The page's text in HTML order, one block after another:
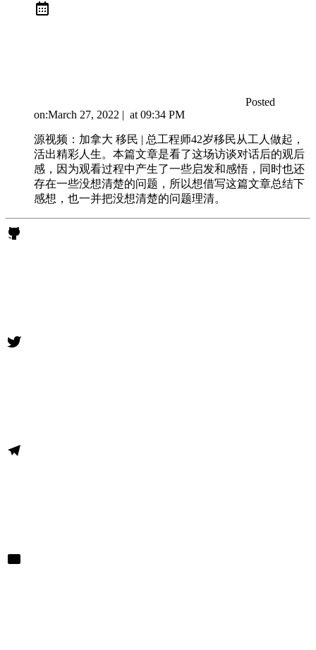
Posted
on:March 27, 2022 | at 09:34 PM
源视频：加拿大 移民 | 总工程师42岁移民从工人做起，
活出精彩人生。本篇文章是看了这场访谈对话后的观后
感，因为观看过程中产生了一些启发和感悟，同时也还
存在一些没想清楚的问题，所以想借写这篇文章总结下
感想，也一并把没想清楚的问题理清。